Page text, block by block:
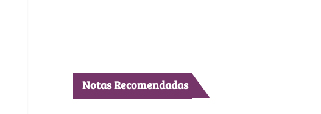
Notas Recomendadas